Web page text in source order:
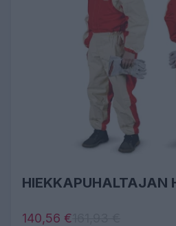
HIEKKAPUHALTAJAN
140,56 €